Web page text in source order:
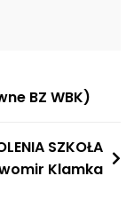
BZ WBK)
SZKOŁA
Klamka